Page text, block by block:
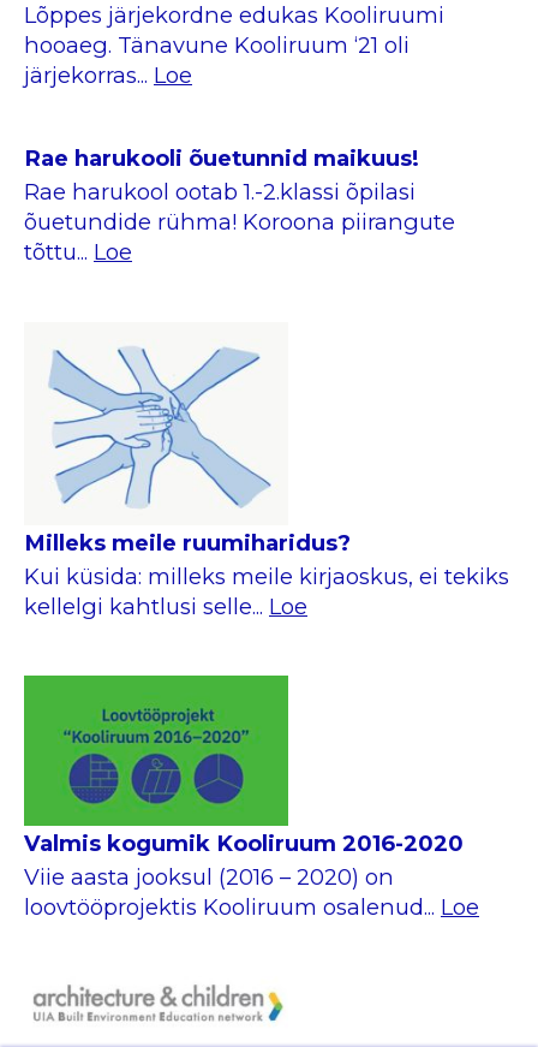
Lõppes järjekordne edukas Kooliruumi
hooaeg. Tänavune Kooliruum ‘21 oli
järjekorras... Loe
Rae harukooli õuetunnid maikuus!
Rae harukool ootab 1.-2.klassi õpilasi
õuetundide rühma! Koroona piirangute
tõttu... Loe
Milleks meile ruumiharidus?
Kui küsida: milleks meile kirjaoskus, ei tekiks
kellelgi kahtlusi selle... Loe
Valmis kogumik Kooliruum 2016-2020
Viie aasta jooksul (2016 – 2020) on
loovtööprojektis Kooliruum osalenud... Loe